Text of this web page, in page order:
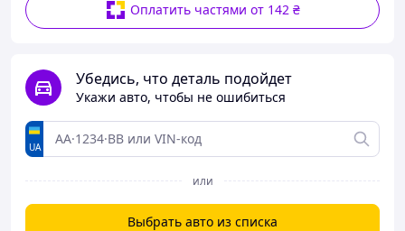
Оплатить частями от 142 ₴
Убедись, что деталь подойдет
Укажи авто, чтобы не ошибиться
UA
или
Выбрать авто из списка